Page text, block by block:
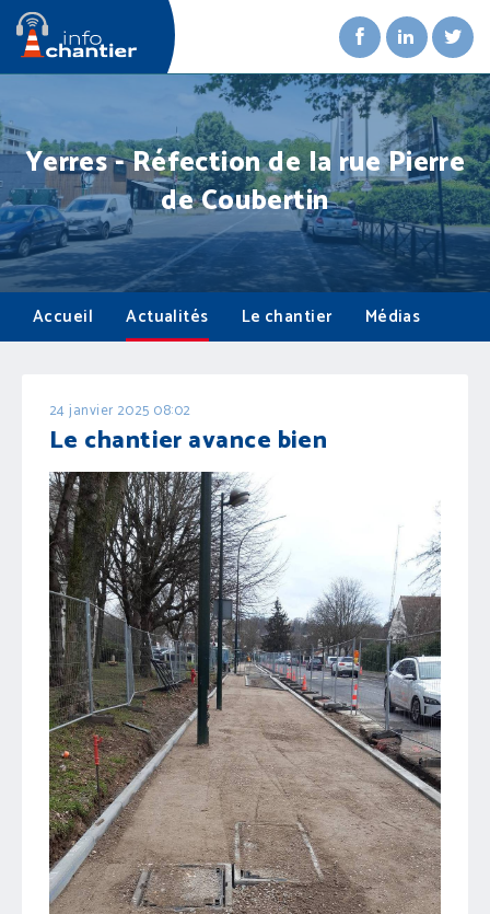
Yerres - Réfection de la rue Pierre
de Coubertin
Accueil Actualités Le chantier Médias
24 janvier 2025 08:02
Le chantier avance bien